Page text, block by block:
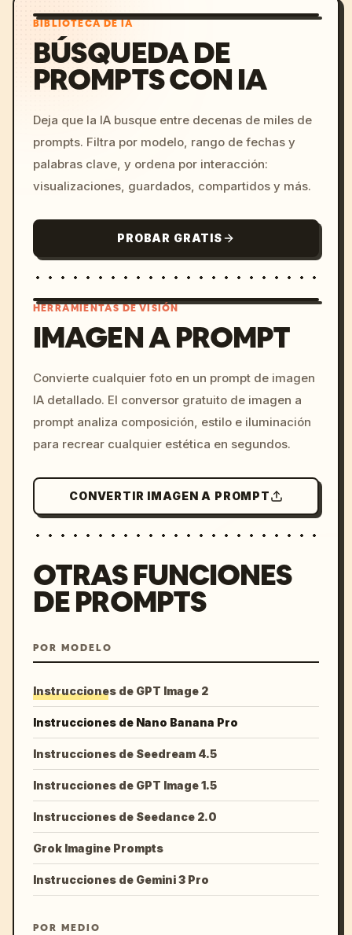
BIBLIOTECA DE IA
BÚSQUEDA DE
PROMPTS CON IA
Deja que la IA busque entre decenas de miles de
prompts. Filtra por modelo, rango de fechas y
palabras clave, y ordena por interacción:
visualizaciones, guardados, compartidos y más.
PROBAR GRATIS
c, cyberpunk sunset, neon
colors, 8k --v 6.0
HERRAMIENTAS DE VISIÓN
IMAGEN A PROMPT
Convierte cualquier foto en un prompt de imagen
IA detallado. El conversor gratuito de imagen a
prompt analiza composición, estilo e iluminación
para recrear cualquier estética en segundos.
CONVERTIR IMAGEN A PROMPT
OTRAS FUNCIONES
DE PROMPTS
POR MODELO
Instrucciones de GPT Image 2
Instrucciones de Nano Banana Pro
Instrucciones de Seedream 4.5
Instrucciones de GPT Image 1.5
Instrucciones de Seedance 2.0
Grok Imagine Prompts
Instrucciones de Gemini 3 Pro
POR MEDIO